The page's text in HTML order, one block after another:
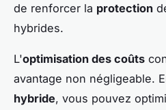
de renforcer la protection
hybrides.
L'optimisation des coûts
avantage non négligeable.
hybride, vous pouvez